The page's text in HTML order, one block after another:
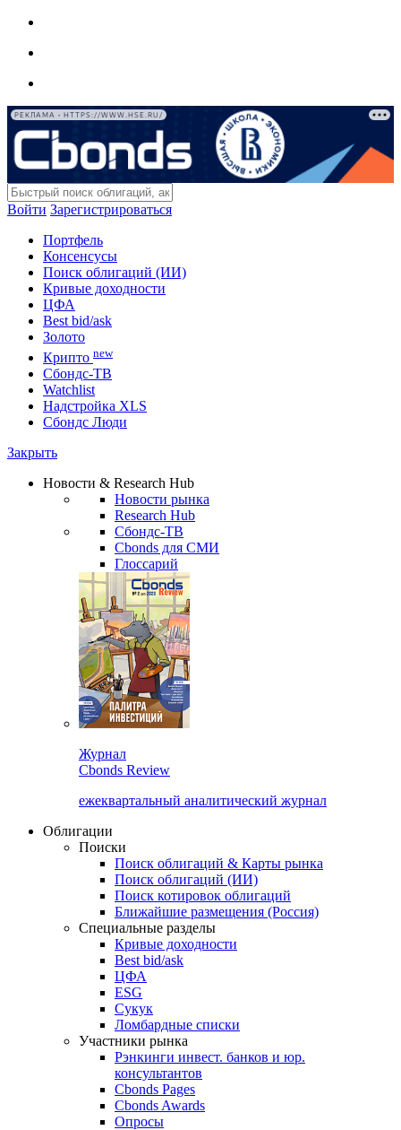
РЕКЛАМА • HTTPS://WWW.HSE.RU/
Войти Зарегистрироваться
Портфель
Консенсусы
Поиск облигаций (ИИ)
Кривые доходности
ЦФА
Best bid/ask
Золото
Крипто new
Сбондс-ТВ
Watchlist
Надстройка XLS
Сбондс Люди
Закрыть
Новости & Research Hub
Новости рынка
Research Hub
Сбондс-ТВ
Cbonds для СМИ
Глоссарий
Журнал
Cbonds Review
ежеквартальный аналитический журнал
Облигации
Поиски
Поиск облигаций & Карты рынка
Поиск облигаций (ИИ)
Поиск котировок облигаций
Ближайшие размещения (Россия)
Специальные разделы
Кривые доходности
Best bid/ask
ЦФА
ESG
Сукук
Ломбардные списки
Участники рынка
Рэнкинги инвест. банков и юр.
консультантов
Cbonds Pages
Cbonds Awards
Опросы